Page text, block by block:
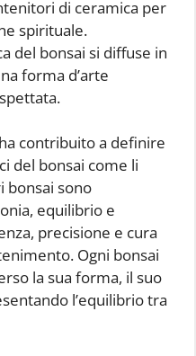
di ceramica per
spirituale.
del bonsai si diffuse in
forma d’arte
contribuito a definire
del bonsai come li
bonsai sono
equilibrio e
precisione e cura
Ogni bonsai
la sua forma, il suo
l’equilibrio tra